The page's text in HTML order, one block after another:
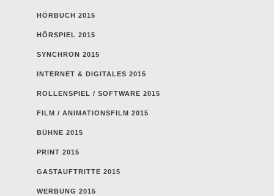
HÖRBUCH 2015
HÖRSPIEL 2015
SYNCHRON 2015
INTERNET & DIGITALES 2015
ROLLENSPIEL / SOFTWARE 2015
FILM / ANIMATIONSFILM 2015
BÜHNE 2015
PRINT 2015
GASTAUFTRITTE 2015
WERBUNG 2015